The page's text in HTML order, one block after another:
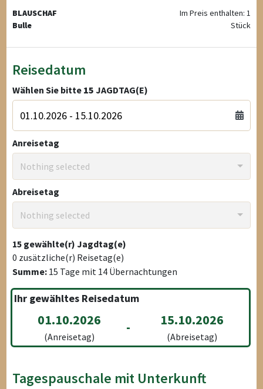
BLAUSCHAF
Bulle
Im Preis enthalten: 1
Stück
Reisedatum
Wählen Sie bitte 15 JAGDTAG(E)
Anreisetag
Nothing selected
Abreisetag
Nothing selected
15 gewählte(r) Jagdtag(e)
0 zusätzliche(r) Reisetag(e)
Summe: 15 Tage mit 14 Übernachtungen
Ihr gewähltes Reisedatum
01.10.2026
(Anreisetag)
- 15.10.2026
(Abreisetag)
Tagespauschale mit Unterkunft